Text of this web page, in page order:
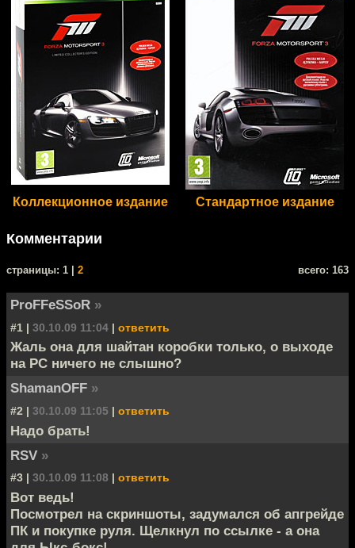
Коллекционное издание Стандартное издание
Комментарии
cтраницы: 1 | 2 всего: 163
ProFFeSSoR »
#1 | 30.10.09 11:04 | ответить
Жаль она для шайтан коробки только, о выходе
на PC ничего не слышно?
ShamanOFF »
#2 | 30.10.09 11:05 | ответить
Надо брать!
RSV »
#3 | 30.10.09 11:08 | ответить
Вот ведь!
Посмотрел на скриншоты, задумался об апгрейде
ПК и покупке руля. Щелкнул по ссылке - а она